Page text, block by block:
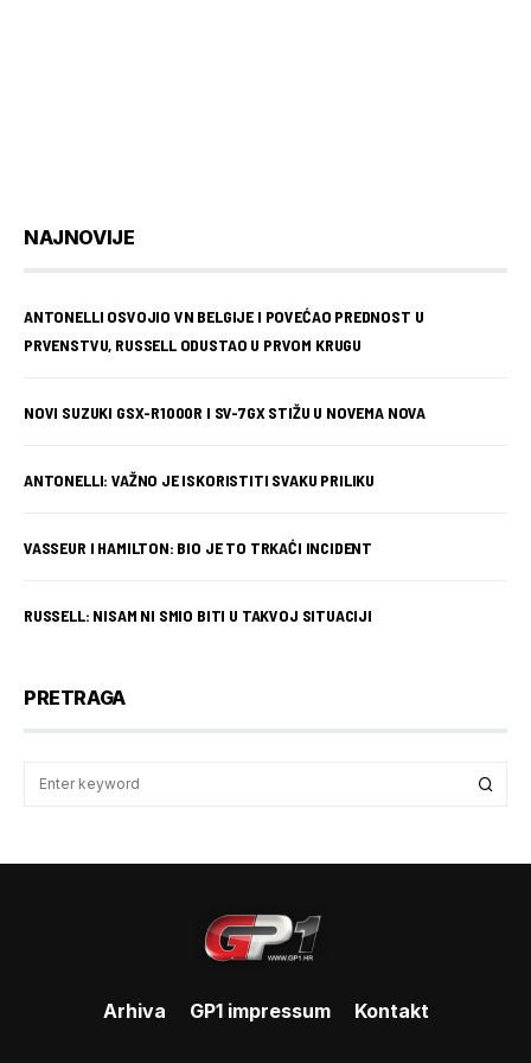
NAJNOVIJE
ANTONELLI OSVOJIO VN BELGIJE I POVEĆAO PREDNOST U
PRVENSTVU, RUSSELL ODUSTAO U PRVOM KRUGU
NOVI SUZUKI GSX-R1000R I SV-7GX STIŽU U NOVEMA NOVA
ANTONELLI: VAŽNO JE ISKORISTITI SVAKU PRILIKU
VASSEUR I HAMILTON: BIO JE TO TRKAĆI INCIDENT
RUSSELL: NISAM NI SMIO BITI U TAKVOJ SITUACIJI
PRETRAGA
Arhiva GP1 impressum Kontakt